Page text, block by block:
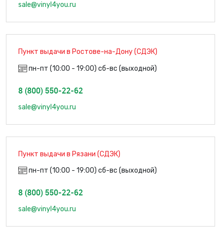
sale@vinyl4you.ru
Пункт выдачи в Ростове-на-Дону (СДЭК)
пн-пт (10:00 - 19:00) сб-вс (выходной)
8 (800) 550-22-62
sale@vinyl4you.ru
Пункт выдачи в Рязани (СДЭК)
пн-пт (10:00 - 19:00) сб-вс (выходной)
8 (800) 550-22-62
sale@vinyl4you.ru